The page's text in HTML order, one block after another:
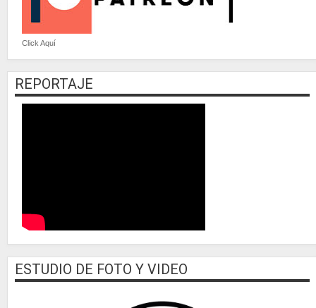
Click Aquí
REPORTAJE
ESTUDIO DE FOTO Y VIDEO